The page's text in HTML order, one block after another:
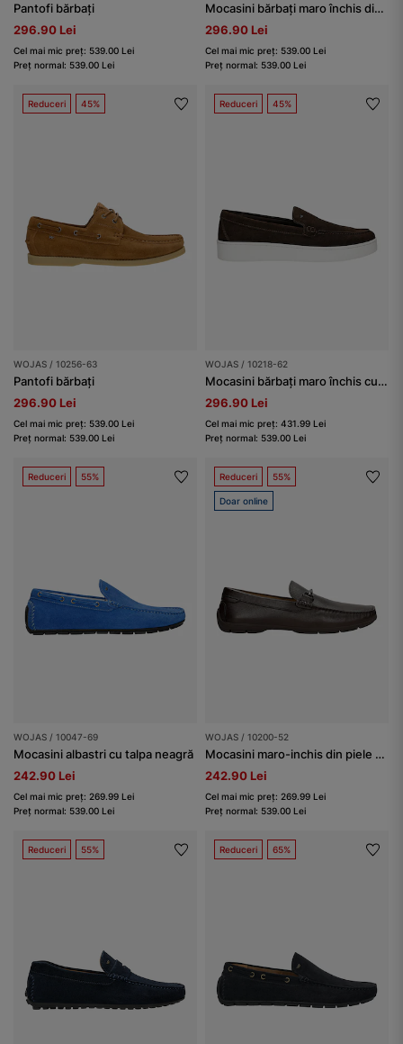
Pantofi bărbați
296.90 Lei
Cel mai mic preț: 539.00 Lei
Preț normal: 539.00 Lei
Mocasini bărbați maro închis din piele split
296.90 Lei
Cel mai mic preț: 539.00 Lei
Preț normal: 539.00 Lei
Reduceri 45%
WOJAS / 10256-63
Pantofi bărbați
296.90 Lei
Cel mai mic preț: 539.00 Lei
Preț normal: 539.00 Lei
Reduceri 45%
WOJAS / 10218-62
Mocasini bărbați maro închis cu talpă albă
296.90 Lei
Cel mai mic preț: 431.99 Lei
Preț normal: 539.00 Lei
Reduceri 55%
WOJAS / 10047-69
Mocasini albastri cu talpa neagră
242.90 Lei
Cel mai mic preț: 269.99 Lei
Preț normal: 539.00 Lei
Reduceri 55%
Doar online
WOJAS / 10200-52
Mocasini maro-inchis din piele granulată bărbați
242.90 Lei
Cel mai mic preț: 269.99 Lei
Preț normal: 539.00 Lei
Reduceri 55% Reduceri 65%